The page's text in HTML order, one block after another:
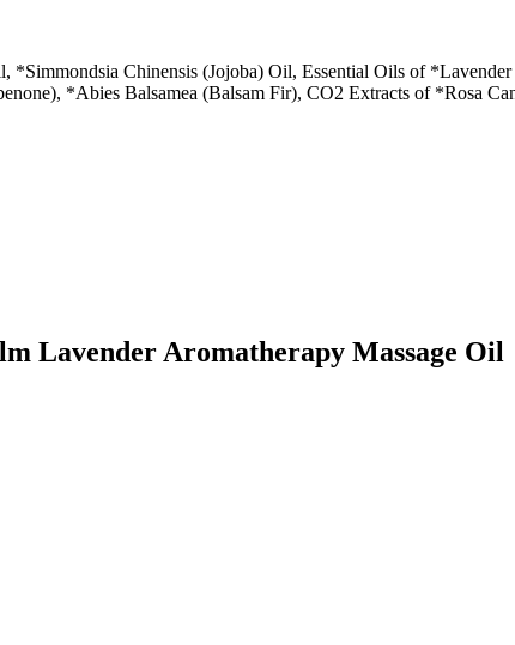
*Simmondsia Chinensis (Jojoba) Oil, Essential Oils of
*Abies Balsamea (Balsam Fir), CO2 Extracts of *Rosa
Lavender Aromatherapy Massage Oil